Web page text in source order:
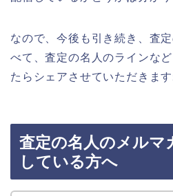
なので、今後も引き続き、査
べて、査定の名人のラインな
たらシェアさせていただきま
査定の名人のメルマ
している方へ